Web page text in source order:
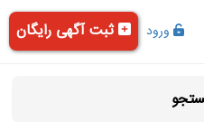
ورود ثبت آگهی رایگان